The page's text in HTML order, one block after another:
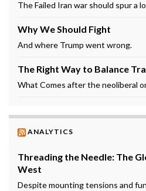
The Failed Iran war should spur a
Why We Should Fight
And where Trump went wrong.
The Right Way to Balance
What Comes after the neoliberal
ANALYTICS
Threading the Needle: The
West
Despite mounting tensions and